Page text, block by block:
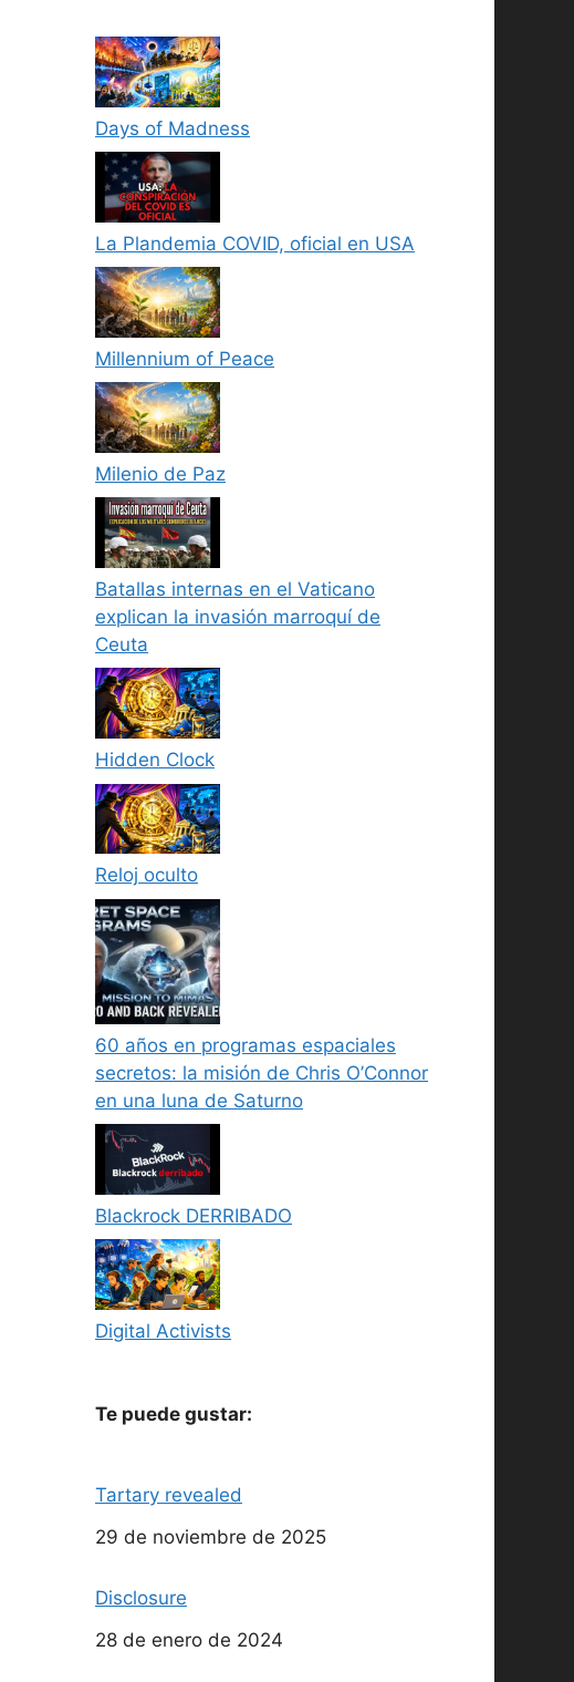
Days of Madness
La Plandemia COVID, oficial en USA
Millennium of Peace
Milenio de Paz
Batallas internas en el Vaticano
explican la invasión marroquí de
Ceuta
Hidden Clock
Reloj oculto
60 años en programas espaciales
secretos: la misión de Chris O’Connor
en una luna de Saturno
Blackrock DERRIBADO
Digital Activists
Te puede gustar:
Tartary revealed
Fecha
29 de noviembre de 2025
Disclosure
Fecha
28 de enero de 2024